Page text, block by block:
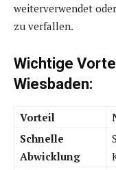
weiterverwendet
zu verfallen.
Wichtige
Wiesbaden:
Vorteil
Schnelle
Abwicklung